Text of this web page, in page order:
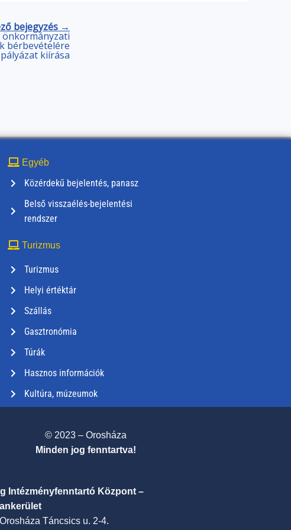
bejegyzés →
önkormányzati
bérbevételére
pályázat kiírása
Egyéb
Közérdekű bejelentés, panasz
Belső visszaélés-bejelentési
rendszer
Turizmus
Turizmus
Helyi értéktár
Szállás
Gasztronómia
Túrák
Hasznos információk
Kultúra, múzeumok
© 2023 – Orosháza
Minden jog fenntartva!
Intézményfenntartó Központ –
Táncsics u. 2-4.